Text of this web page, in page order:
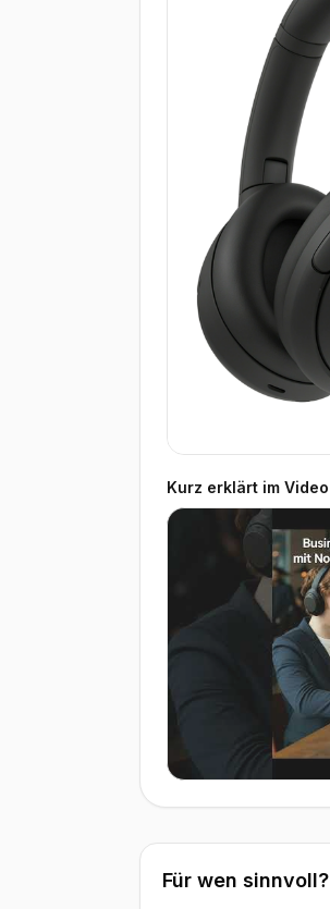
Kurz erklärt im Video
▶ Video ansehen
Für wen sinnvoll?